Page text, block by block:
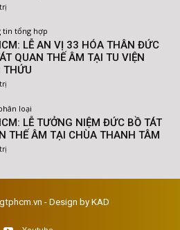
tin tổng hợp
LỄ AN VỊ 33 HÓA THÂN ĐỨC
QUAN THẾ ÂM TẠI TU VIỆN
THỨU
loại
LỄ TƯỞNG NIỆM ĐỨC BỒ TÁT
THẾ ÂM TẠI CHÙA THANH TÂM
- Design by KAD